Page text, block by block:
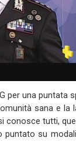
per una puntata
sana e
conosce tutti,
puntato su